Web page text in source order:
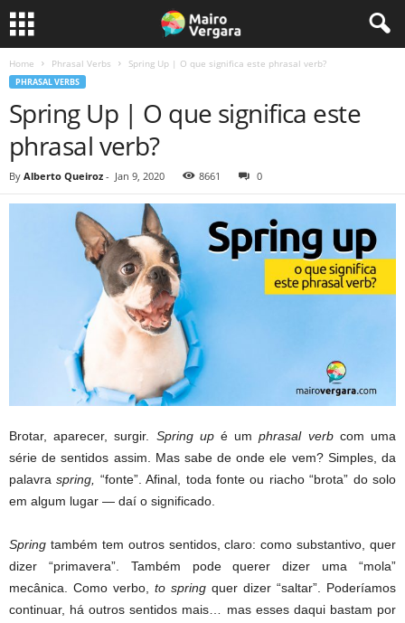
Home Phrasal Verbs Spring Up | O que significa este phrasal verb?
PHRASAL VERBS
Spring Up | O que significa este
phrasal verb?
By Alberto Queiroz - Jan 9, 2020 8661 0
Brotar, aparecer, surgir. Spring upé umphrasal verbcom uma
série de sentidos assim. Mas sabe de onde ele vem? Simples, da
palavraspring, “fonte”. Afinal, toda fonte ou riacho “brota” do solo
em algum lugar — daí o significado.
Spring também tem outros sentidos, claro: como substantivo, quer
dizer “primavera”. Também pode querer dizer uma “mola”
mecânica. Como verbo, to spring quer dizer “saltar”. Poderíamos
continuar, há outros sentidos mais… mas esses daqui bastam por